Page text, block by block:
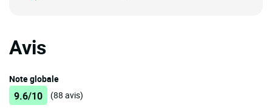
Avis
Note globale
9.6/10 (88 avis)